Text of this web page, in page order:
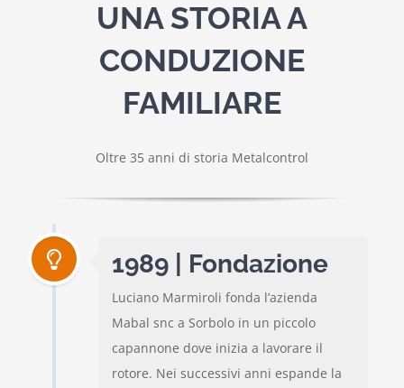
UNA STORIA A
CONDUZIONE
FAMILIARE
Oltre 35 anni di storia Metalcontrol
1989 | Fondazione
Luciano Marmiroli fonda l’azienda
Mabal snc a Sorbolo in un piccolo
capannone dove inizia a lavorare il
rotore. Nei successivi anni espande la